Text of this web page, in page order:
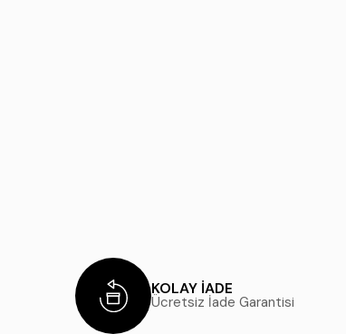
KOLAY İADE
Ücretsiz İade Garantisi